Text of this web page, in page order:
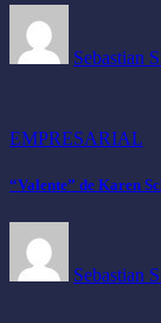
Sebastian
EMPRESARIAL
“Valente” de Karen
Sebastian